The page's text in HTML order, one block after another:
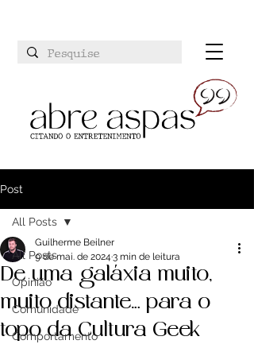
Post
All Posts
Opinião
Comunidade
Comportamento
All Posts
De uma galáxia muito,
muito distante… para o
topo da Cultura Geek
Guilherme Beilner
9 de mai. de 2024 3 min de leitura